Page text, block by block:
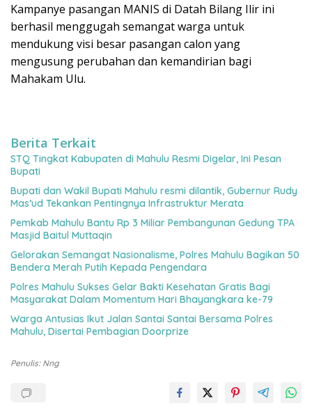
Kampanye pasangan MANIS di Datah Bilang Ilir ini
berhasil menggugah semangat warga untuk
mendukung visi besar pasangan calon yang
mengusung perubahan dan kemandirian bagi
Mahakam Ulu.
Berita Terkait
STQ Tingkat Kabupaten di Mahulu Resmi Digelar, Ini Pesan
Bupati
Bupati dan Wakil Bupati Mahulu resmi dilantik, Gubernur Rudy
Mas’ud Tekankan Pentingnya Infrastruktur Merata
Pemkab Mahulu Bantu Rp 3 Miliar Pembangunan Gedung TPA
Masjid Baitul Muttaqin
Gelorakan Semangat Nasionalisme, Polres Mahulu Bagikan 50
Bendera Merah Putih Kepada Pengendara
Polres Mahulu Sukses Gelar Bakti Kesehatan Gratis Bagi
Masyarakat Dalam Momentum Hari Bhayangkara ke-79
Warga Antusias Ikut Jalan Santai Santai Bersama Polres
Mahulu, Disertai Pembagian Doorprize
Penulis: Nng